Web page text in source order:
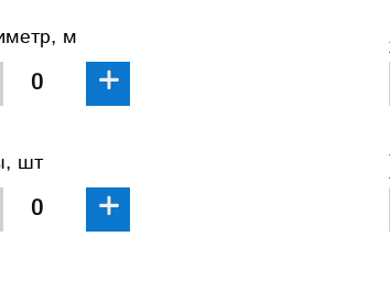
м
+
шт
+